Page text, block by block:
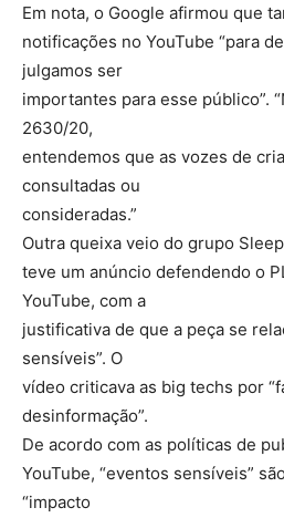
Em nota, o Google afirmou que
notificações no YouTube “para
julgamos ser
importantes para esse público”.
2630/20,
entendemos que as vozes de
consultadas ou
consideradas.”
Outra queixa veio do grupo
teve um anúncio defendendo o
YouTube, com a
justificativa de que a peça se
sensíveis”. O
vídeo criticava as big techs por
desinformação”.
De acordo com as políticas de
YouTube, “eventos sensíveis”
“impacto